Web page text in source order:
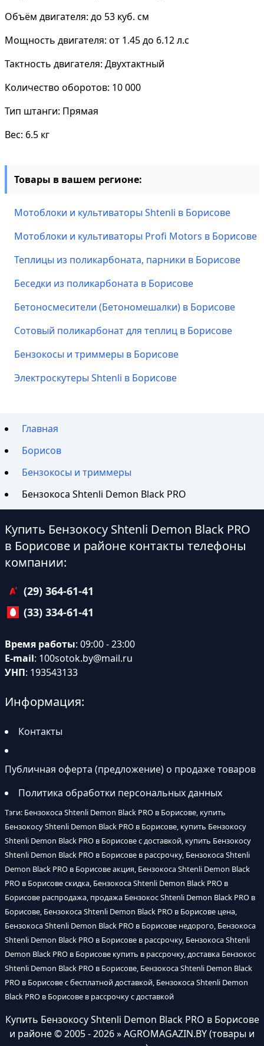
Объём двигателя: до 53 куб. см
Мощность двигателя: от 1.45 до 6.12 л.с
Тактность двигателя: Двухтактный
Количество оборотов: 10 000
Тип штанги: Прямая
Вес: 6.5 кг
Товары в вашем регионе:
Мотоблоки и культиваторы Shtenli в Борисове
Мотоблоки и культиваторы Profi Motors в Борисове
Теплицы из поликарбоната, парники в Борисове
Беседки из поликарбоната в Борисове
Бетоносмесители (Бетономешалки) в Борисове
Сотовый поликарбонат для теплиц в Борисове
Бензокосы и триммеры в Борисове
Электроскутеры Shtenli в Борисове
Главная
Борисов
Бензокосы и триммеры
Бензокоса Shtenli Demon Black PRO
Купить Бензокосу Shtenli Demon Black PRO
в Борисове и районе контакты телефоны
компании:
(29) 364-61-41
(33) 334-61-41
Время работы: 09:00 - 23:00
E-mail: 100sotok.by@mail.ru
УНП: 193543133
Информация:
Контакты
Публичная оферта (предложение) о продаже товаров
Политика обработки персональных данных
Тэги: Бензокоса Shtenli Demon Black PRO в Борисове, купить
Бензокосу Shtenli Demon Black PRO в Борисове, купить Бензокосу
Shtenli Demon Black PRO в Борисове с доставкой, купить Бензокосу
Shtenli Demon Black PRO в Борисове в рассрочку, Бензокоса Shtenli
Demon Black PRO в Борисове акция, Бензокоса Shtenli Demon Black
PRO в Борисове скидка, Бензокоса Shtenli Demon Black PRO в
Борисове распродажа, продажа Бензокос Shtenli Demon Black PRO в
Борисове, Бензокоса Shtenli Demon Black PRO в Борисове цена,
Бензокоса Shtenli Demon Black PRO в Борисове недорого, Бензокоса
Shtenli Demon Black PRO в Борисове в рассрочку, Бензокоса Shtenli
Demon Black PRO в Борисове купить в рассрочку, доставка Бензокос
Shtenli Demon Black PRO в Борисове, Бензокоса Shtenli Demon Black
PRO в Борисове с бесплатной доставкой, Бензокоса Shtenli Demon
Black PRO в Борисове в рассрочку с доставкой
Купить Бензокосу Shtenli Demon Black PRO в Борисове
и районе© 2005 - 2026 » AGROMAGAZIN.BY (товары и